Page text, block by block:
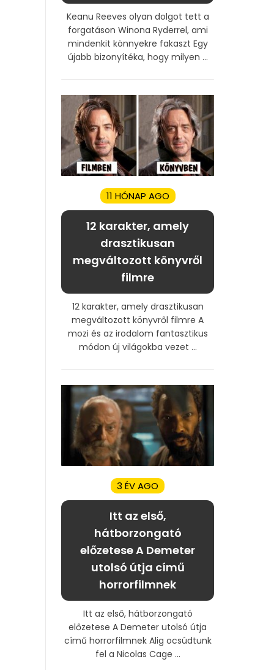
Keanu Reeves olyan dolgot tett a
forgatáson Winona Ryderrel, ami
mindenkit könnyekre fakaszt Egy
újabb bizonyítéka, hogy milyen ...
11 HÓNAP AGO
12 karakter, amely
drasztikusan
megváltozott könyvről
filmre
12 karakter, amely drasztikusan
megváltozott könyvről filmre A
mozi és az irodalom fantasztikus
módon új világokba vezet ...
3 ÉV AGO
Itt az első,
hátborzongató
előzetese A Demeter
utolsó útja című
horrorfilmnek
Itt az első, hátborzongató
előzetese A Demeter utolsó útja
című horrorfilmnek Alig ocsúdtunk
fel a Nicolas Cage ...